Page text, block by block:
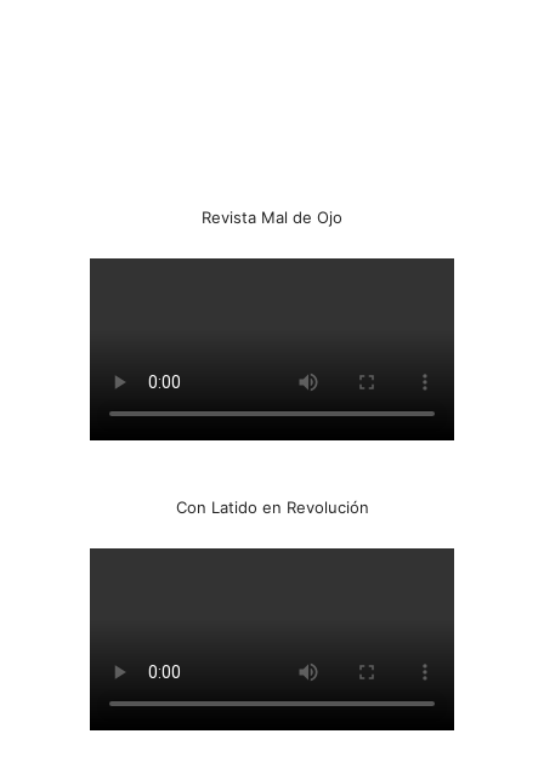
Revista Mal de Ojo
Con Latido en Revolución